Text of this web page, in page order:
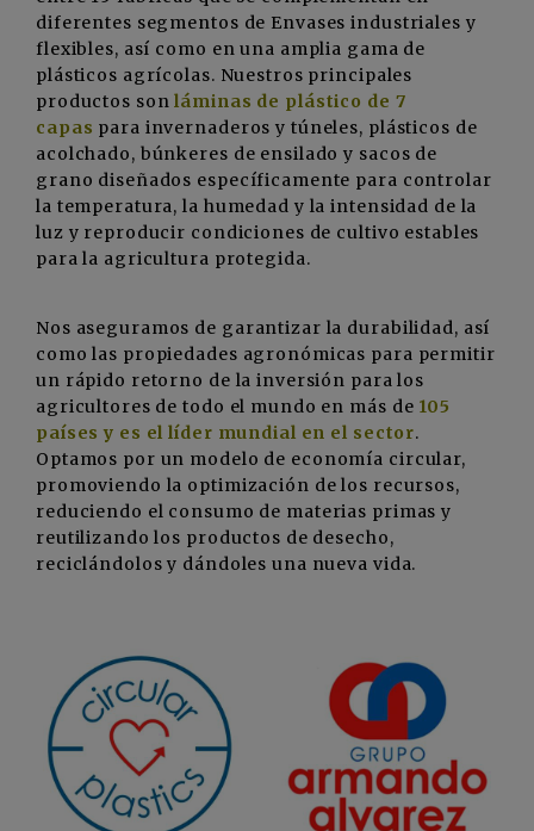
diferentes segmentos de Envases industriales y
flexibles, así como en una amplia gama de
plásticos agrícolas. Nuestros principales
productos son láminas de plástico de 7
capas para invernaderos y túneles, plásticos de
acolchado, búnkeres de ensilado y sacos de
grano diseñados específicamente para controlar
la temperatura, la humedad y la intensidad de la
luz y reproducir condiciones de cultivo estables
para la agricultura protegida.
Nos aseguramos de garantizar la durabilidad, así
como las propiedades agronómicas para permitir
un rápido retorno de la inversión para los
agricultores de todo el mundo en más de 105
países y es el líder mundial en el sector.
Optamos por un modelo de economía circular,
promoviendo la optimización de los recursos,
reduciendo el consumo de materias primas y
reutilizando los productos de desecho,
reciclándolos y dándoles una nueva vida.